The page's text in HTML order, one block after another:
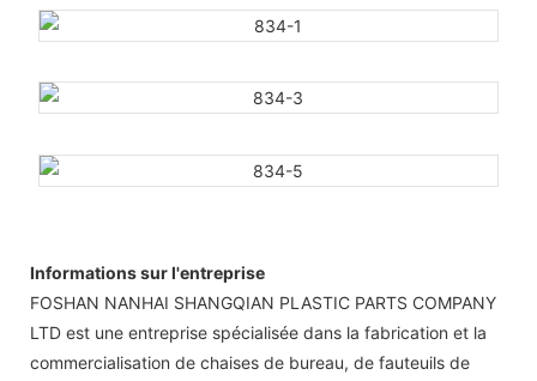
Informations sur l'entreprise
FOSHAN NANHAI SHANGQIAN PLASTIC PARTS COMPANY
LTD est une entreprise spécialisée dans la fabrication et la
commercialisation de chaises de bureau, de fauteuils de